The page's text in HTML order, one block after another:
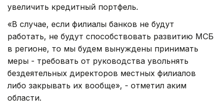
увеличить кредитный портфель.
«В случае, если филиалы банков не будут
работать, не будут способствовать развитию МСБ
в регионе, то мы будем вынуждены принимать
меры - требовать от руководства увольнять
бездеятельных директоров местных филиалов
либо закрывать их вообще», - отметил аким
области.